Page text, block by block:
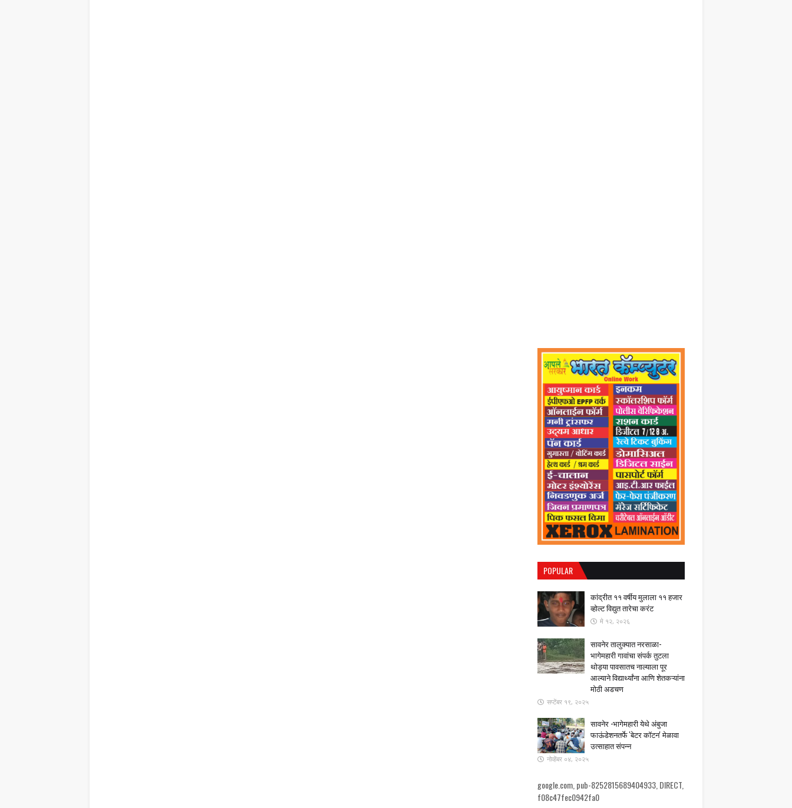
POPULAR
कांद्रीत ११ वर्षीय मुलाला ११ हजार
व्होल्ट विद्युत तारेचा करंट
मे १२, २०२६
सावनेर तालुक्यात नरसाळा-
भागेमहारी गावांचा संपर्क तुटला ​
थोड्या पावसातच नाल्याला पूर
आल्याने विद्यार्थ्यांना आणि शेतकऱ्यांना
मोठी अडचण
सप्टेंबर १९, २०२५
सावनेर -भागेमहारी येथे अंबुजा
फाऊंडेशनतर्फे 'बेटर कॉटन' मेळावा
उत्साहात संपन्न
नोव्हेंबर ०४, २०२५
google.com, pub-8252815689404933, DIRECT,
f08c47fec0942fa0